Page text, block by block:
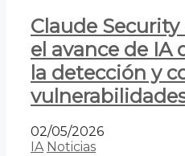
Claude
el avance de IA
la detección y
02/05/2026
IA Noticias